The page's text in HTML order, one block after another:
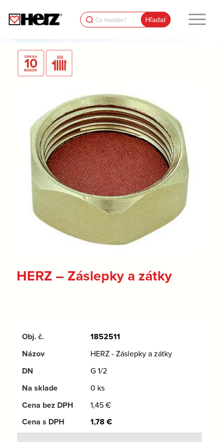
Search
for:
HERZ – Záslepky a zátky
1852511
HERZ - Záslepky a zátky
G 1/2
0 ks
1,45€
1,78 €